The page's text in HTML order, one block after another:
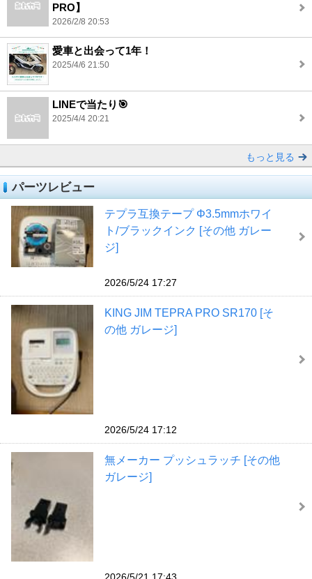
PRO】
2026/2/8 20:53
愛車と出会って1年！
2025/4/6 21:50
LINEで当たり🎯
2025/4/4 20:21
もっと見る
パーツレビュー
テプラ互換テープ Φ3.5mmホワイ
ト/ブラックインク [その他 ガレー
ジ]
2026/5/24 17:27
KING JIM TEPRA PRO SR170 [そ
の他 ガレージ]
2026/5/24 17:12
無メーカー プッシュラッチ [その他
ガレージ]
2026/5/21 17:43